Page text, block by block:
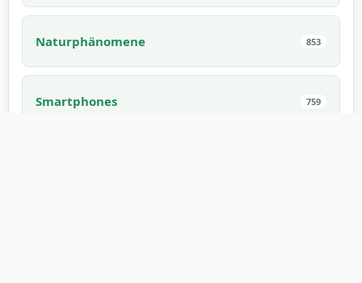
Naturphänomene 853
Smartphones 759